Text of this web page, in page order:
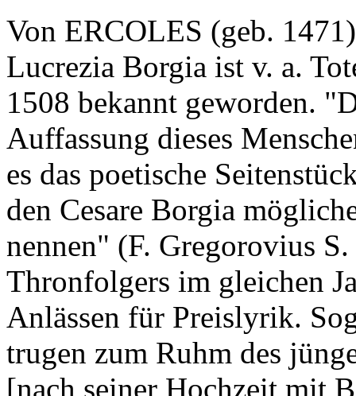
Von ERCOLES (geb.
Lucrezia Borgia ist v. a.
1508 bekannt geworden.
Auffassung dieses
es das poetische
den Cesare Borgia
nennen" (F. Gregorovius
Thronfolgers im gleichen
Anlässen für Preislyrik.
trugen zum Ruhm des
[nach seiner Hochzeit mit